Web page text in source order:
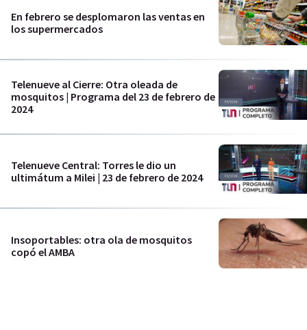
En febrero se desplomaron las ventas en
los supermercados
Telenueve al Cierre: Otra oleada de
mosquitos | Programa del 23 de febrero de
2024
Telenueve Central: Torres le dio un
ultimátum a Milei | 23 de febrero de 2024
Insoportables: otra ola de mosquitos
copó el AMBA